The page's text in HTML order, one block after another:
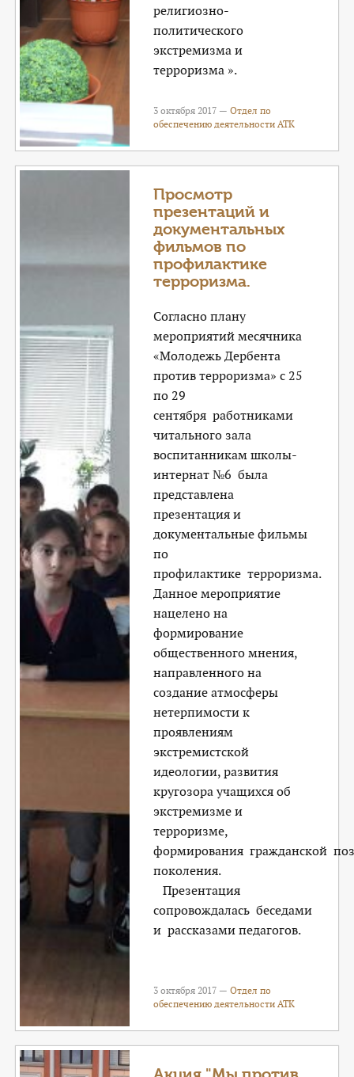
религиозно-
политического
экстремизма и
терроризма ».
3 октября 2017 —Отдел по
обеспечению деятельности АТК
Просмотр
презентаций и
документальных
фильмов по
профилактике
терроризма.
Согласно плану
мероприятий месячника
«Молодежь Дербента
против терроризма» с 25
по 29
сентября работниками
читального зала
воспитанникам школы-
интернат №6 была
представлена
презентация и
документальные фильмы
по
профилактике терроризма.
Данное мероприятие
нацелено на
формирование
общественного мнения,
направленного на
создание атмосферы
нетерпимости к
проявлениям
экстремистской
идеологии, развития
кругозора учащихся об
экстремизме и
терроризме,
формирования гражданской
поколения.
Презентация
сопровождалась беседами
и рассказами педагогов.
3 октября 2017 —Отдел по
обеспечению деятельности АТК